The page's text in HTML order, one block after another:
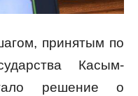
принятым по
Касым-
решение о